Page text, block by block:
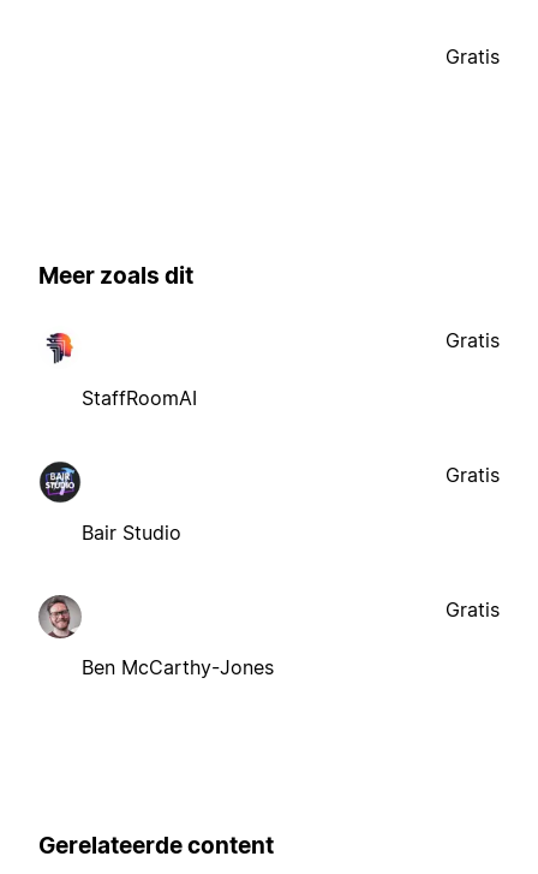
Gratis
Meer zoals dit
StaffRoomAI
Gratis
Bair Studio
Gratis
Ben McCarthy-Jones
Gratis
Gerelateerde content